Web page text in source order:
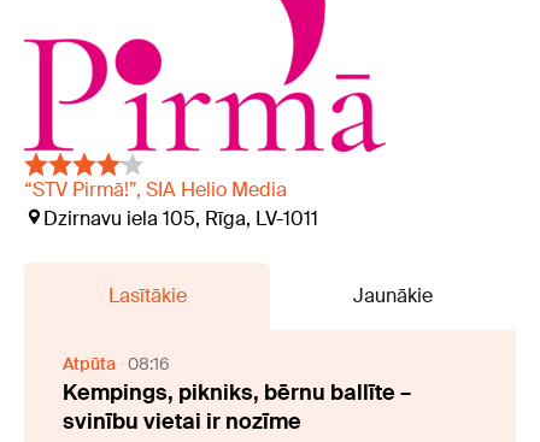
“STV Pirmā!”, SIA Helio Media
Dzirnavu iela 105, Rīga, LV-1011
Lasītākie Jaunākie
Atpūta 08:16
Kempings, pikniks, bērnu ballīte –
svinību vietai ir nozīme